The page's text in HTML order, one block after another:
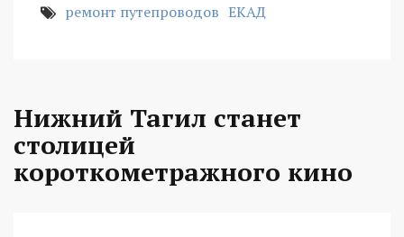
ремонт путепроводов ЕКАД
Нижний Тагил станет
столицей
короткометражного кино